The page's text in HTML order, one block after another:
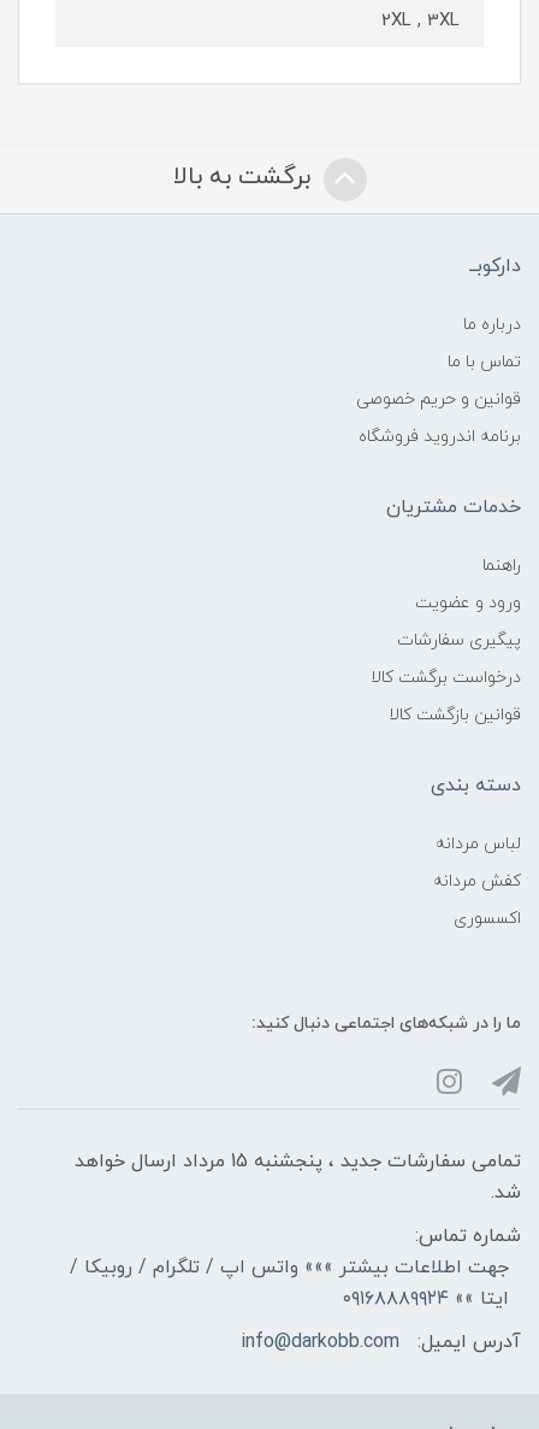
2XL , 3XL
برگشت به بالا
دارکوبــ
درباره ما
تماس با ما
قوانین و حریم خصوصی
برنامه اندروید فروشگاه
خدمات مشتریان
راهنما
ورود و عضویت
پیگیری سفارشات
درخواست برگشت کالا
قوانین بازگشت کالا
دسته بندی
لباس مردانه
کفش مردانه
اکسسوری
ما را در شبکه‌های اجتماعی دنبال کنید:
تمامی سفارشات جدید ، پنجشنبه 15 مرداد ارسال خواهد
شد.
شماره تماس:
جهت اطلاعات بیشتر »»» واتس اپ / تلگرام / روبیکا /
ایتا »» ۰۹۱۶۸۸۸۹۹۲۴
آدرس ایمیل:
info@darkobb.com